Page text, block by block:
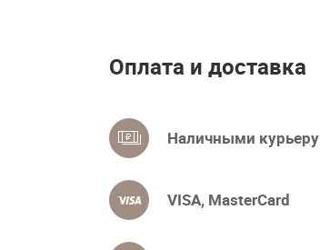
Оплата и доставка
Наличными курьеру
VISA, MasterCard